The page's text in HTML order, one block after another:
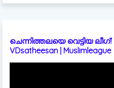
ചെന്നിത്തലയെ വെട്ടിയ ലീഗ്! |
VDsatheesan | Muslimleague